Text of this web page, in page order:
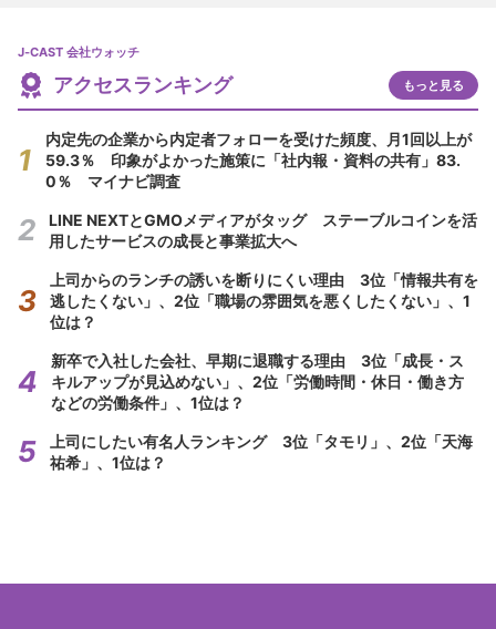
J-CAST 会社ウォッチ
アクセスランキング もっと見る
内定先の企業から内定者フォローを受けた頻度、月1回以上が
59.3％ 印象がよかった施策に「社内報・資料の共有」83.
0％ マイナビ調査
LINE NEXTとGMOメディアがタッグ ステーブルコインを活
用したサービスの成長と事業拡大へ
上司からのランチの誘いを断りにくい理由 3位「情報共有を
逃したくない」、2位「職場の雰囲気を悪くしたくない」、1
位は？
新卒で入社した会社、早期に退職する理由 3位「成長・ス
キルアップが見込めない」、2位「労働時間・休日・働き方
などの労働条件」、1位は？
上司にしたい有名人ランキング 3位「タモリ」、2位「天海
祐希」、1位は？